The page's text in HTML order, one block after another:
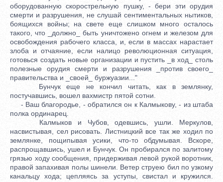
оборудованную скорострельную пушку, - бери эти орудия
смерти и разрушения, не слушай сентиментальных нытиков,
боящихся войны; на свете еще слишком много осталось
такого, что _должно_ быть уничтожено огнем и железом для
освобождения рабочего класса, и, если в массах нарастает
злоба и отчаяние, если налицо революционная ситуация,
готовься создать новые организации и пустить _в ход_ столь
полезные орудия смерти и разрушения _против своего_
правительства и _своей_ буржуазии..."
Бунчук еще не кончил читать, как в землянку,
постучавшись, вошел вахмистр пятой сотни.
- Ваш благородье, - обратился он к Калмыкову, - из штаба
полка ординарец.
Калмыков и Чубов, одевшись, ушли. Меркулов,
насвистывая, сел рисовать. Листницкий все так же ходил по
землянке, пощипывая усики, что-то обдумывая. Вскоре,
распрощавшись, ушел и Бунчук. Он пробирался по залитому
грязью ходу сообщения, придерживая левой рукой воротник,
правой запахивая полы шинели. Ветер струею бил по узкому
канальцу хода; цепляясь за уступы, свистал и кружился.